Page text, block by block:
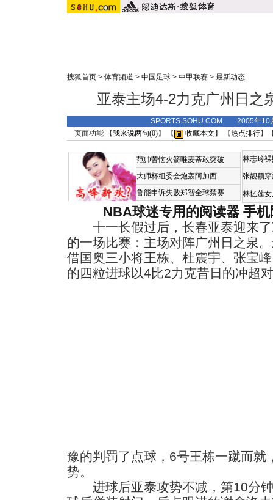
搜狐首页 > 体育频道 > 中国足球 > 中甲联赛 > 最新动态
亚泰主场4-2力克广州日之
SPORTS.SOHU.COM 2005年10
页面功能 【我来说两句(0)】 【 收藏本文 】 【热点排行】
范帅苦恼火箭唯麦蒂敢突破
大师杯组委会炮轰阿加西
鲁能申诉失败郑智全球禁赛
林志玲
张靓颖
林忆莲
NBA球迷专用的阅读器 手
十一长假过后，长春亚泰迎来了
的一场比赛：主场对阵广州日之泉
借国奥三小将王栋、杜震宇、张宝
的四粒进球以4比2力克昔日的冲超
豫的判罚了点球，6号王栋一蹴而就
势。
进球后亚泰攻势不减，第10分钟